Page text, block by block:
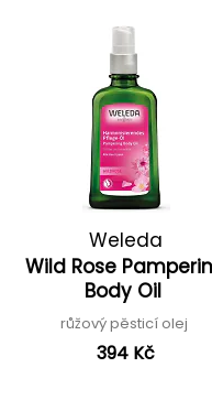
Weleda
Wild Rose
Body Oil
růžový pěsticí olej
394 Kč